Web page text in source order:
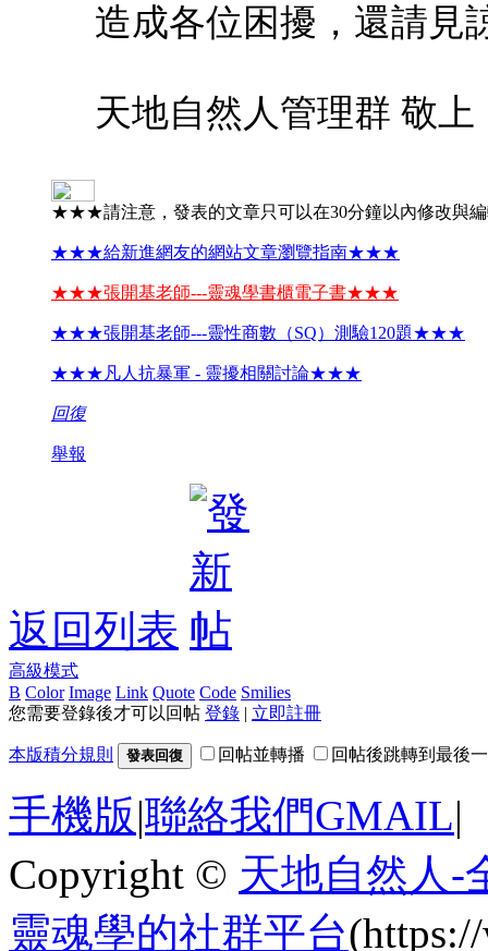
造成各位困擾，還請見
天地自然人管理群 敬上
★★★請注意，發表的文章只可以在30分鐘以內修改
★★★給新進網友的網站文章瀏覽指南★★★
★★★張開基老師---靈魂學書櫃電子書★★★
★★★張開基老師---靈性商數（SQ）測驗120題★★★
★★★凡人抗暴軍 - 靈擾相關討論★★★
回復
舉報
返回列表
高級模式
B Color Image Link Quote Code Smilies
您需要登錄後才可以回帖 登錄 | 立即註冊
本版積分規則 發表回復 回帖並轉播 回帖後跳轉到最後
手機版|聯絡我們GMAIL|
Copyright © 天地自然人-
靈魂學的社群平台